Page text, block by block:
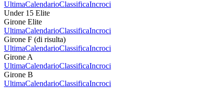
UltimaCalendarioClassificaIncroci
Under 15 Elite
Girone Elite
UltimaCalendarioClassificaIncroci
Girone F (di risulta)
UltimaCalendarioClassificaIncroci
Girone A
UltimaCalendarioClassificaIncroci
Girone B
UltimaCalendarioClassificaIncroci